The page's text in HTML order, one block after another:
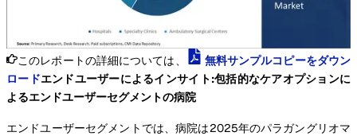
このレポートの詳細については、
無料サンプルコピーをダウン
ロードエンドユーザーによるインサイト:包括的なケアオプションに
よるエンドユーザーセグメントの病院
エンドユーザーセグメントでは、病院は2025年のパラガングリオマ